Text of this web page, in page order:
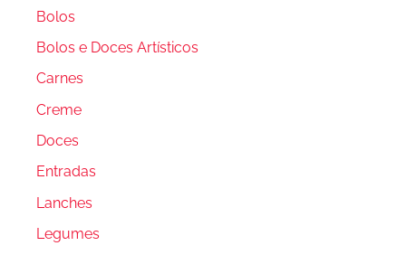
Bolos
Bolos e Doces Artísticos
Carnes
Creme
Doces
Entradas
Lanches
Legumes